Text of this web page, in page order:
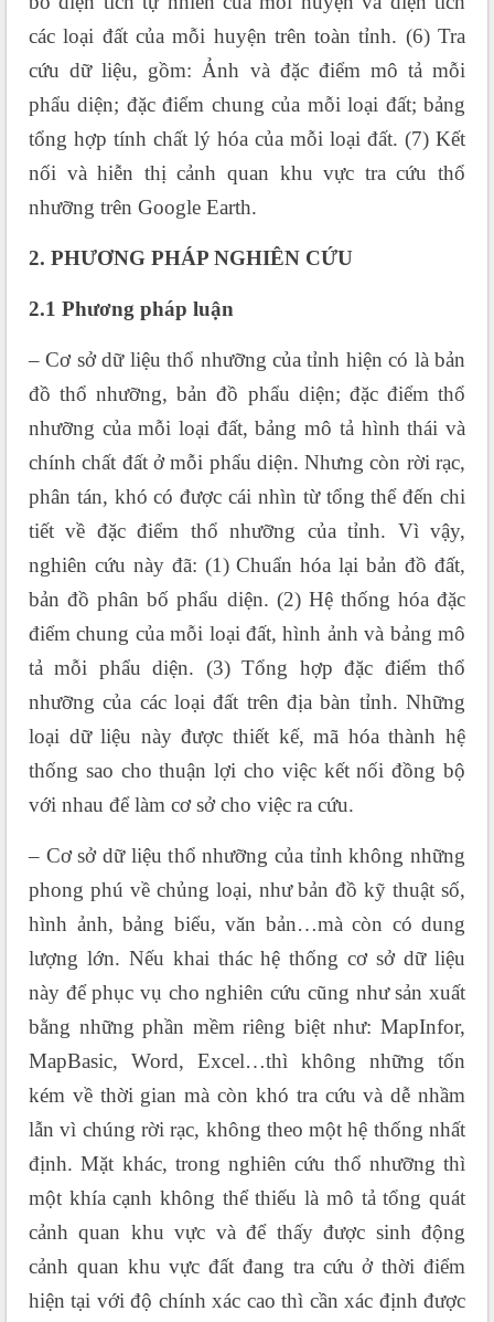
các loại đất của mỗi huyện trên toàn tỉnh. (6) Tra
cứu dữ liệu, gồm: Ảnh và đặc điểm mô tả mỗi
phẩu diện; đặc điểm chung của mỗi loại đất; bảng
tổng hợp tính chất lý hóa của mỗi loại đất. (7) Kết
nối và hiễn thị cảnh quan khu vực tra cứu thổ
nhưỡng trên Google Earth.
2. PHƯƠNG PHÁP NGHIÊN CỨU
2.1 Phương pháp luận
– Cơ sở dữ liệu thổ nhưỡng của tỉnh hiện có là bản
đồ thổ nhưỡng, bản đồ phẩu diện; đặc điểm thổ
nhưỡng của mỗi loại đất, bảng mô tả hình thái và
chính chất đất ở mỗi phẩu diện. Nhưng còn rời rạc,
phân tán, khó có được cái nhìn từ tổng thể đến chi
tiết về đặc điểm thổ nhưỡng của tỉnh. Vì vậy,
nghiên cứu này đã: (1) Chuẩn hóa lại bản đồ đất,
bản đồ phân bố phẩu diện. (2) Hệ thống hóa đặc
điểm chung của mỗi loại đất, hình ảnh và bảng mô
tả mỗi phẩu diện. (3) Tổng hợp đặc điểm thổ
nhưỡng của các loại đất trên địa bàn tỉnh. Những
loại dữ liệu này được thiết kế, mã hóa thành hệ
thống sao cho thuận lợi cho việc kết nối đồng bộ
với nhau để làm cơ sở cho việc ra cứu.
– Cơ sở dữ liệu thổ nhưỡng của tỉnh không những
phong phú về chủng loại, như bản đồ kỹ thuật số,
hình ảnh, bảng biểu, văn bản…mà còn có dung
lượng lớn. Nếu khai thác hệ thống cơ sở dữ liệu
này để phục vụ cho nghiên cứu cũng như sản xuất
bằng những phần mềm riêng biệt như: MapInfor,
MapBasic, Word, Excel…thì không những tốn
kém về thời gian mà còn khó tra cứu và dễ nhầm
lẫn vì chúng rời rạc, không theo một hệ thống nhất
định. Mặt khác, trong nghiên cứu thổ nhưỡng thì
một khía cạnh không thể thiếu là mô tả tổng quát
cảnh quan khu vực và để thấy được sinh động
cảnh quan khu vực đất đang tra cứu ở thời điểm
hiện tại với độ chính xác cao thì cần xác định được